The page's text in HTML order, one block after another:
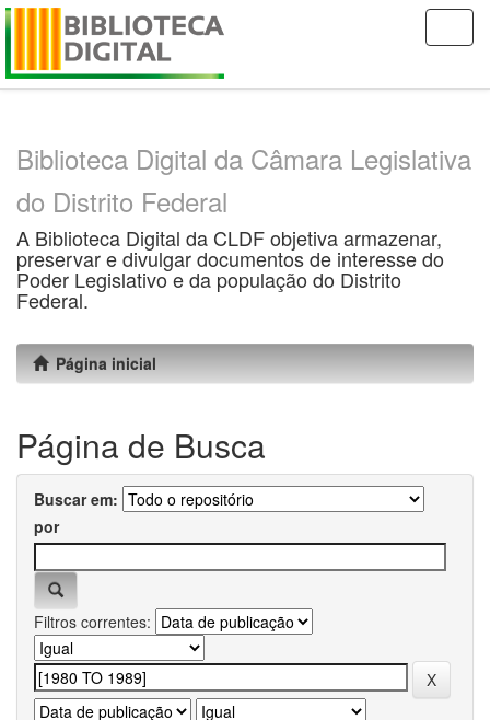
Skip
Biblioteca Digital da Câmara Legislativa
do Distrito Federal
A Biblioteca Digital da CLDF objetiva armazenar,
preservar e divulgar documentos de interesse do
Poder Legislativo e da população do Distrito
Federal.
Página inicial
Página de Busca
Buscar em:
por
Filtros correntes: